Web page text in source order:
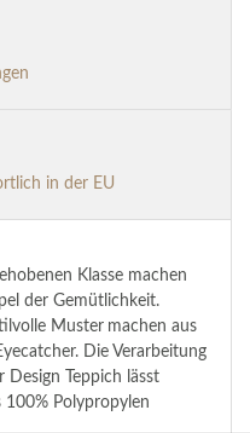
in der EU
Klasse machen
der Gemütlichkeit.
Muster machen aus
Die Verarbeitung
Teppich lässt
Polypropylen